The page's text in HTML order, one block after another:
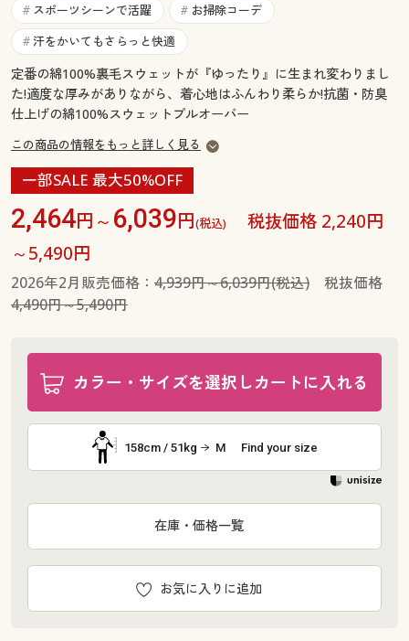
ご利用ガイド
よくある質問とお問い合わせ
よくある質問とお問い合わせ
# スポーツシーンで活躍 # お掃除コーデ
# 汗をかいてもさらっと快適
定番の綿100%裏毛スウェットが『ゆったり』に生まれ変わりまし
た!適度な厚みがありながら、着心地はふんわり柔らか!抗菌・防臭
仕上げの綿100%スウェットプルオーバー
この商品の情報をもっと詳しく見る
一部SALE 最大50%OFF
2,464円～ 6,039円(税込)
税抜価格 2,240円
～5,490円
2026年2月販売価格： 4,939円～6,039円(税込)税抜価格
4,490円～5,490円
カラー・サイズを選択しカートに入れる
158cm / 51kg M Find your size
お気に入りに追加
在庫・価格一覧